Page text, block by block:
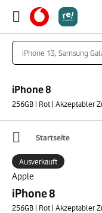
iPhone 8
256GB | Rot | Akzeptabler
Startseite
Apple
iPhone 8
256GB | Rot | Akzeptabler
Ausverkauft